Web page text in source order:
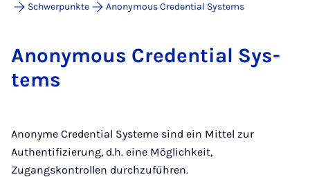
Schwerpunkte
Anonymous Credential Systems
An­ony­mous Cre­den­ti­al Sys­
tems
Anonyme Credential Systeme sind ein Mittel zur
Authentifizierung, d.h. eine Möglichkeit,
Zugangskontrollen durchzuführen.